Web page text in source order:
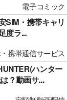
電子コミック
SIM・携帯キャリ
度ラ...
携帯通信サービス
ハンター
？動画サ...